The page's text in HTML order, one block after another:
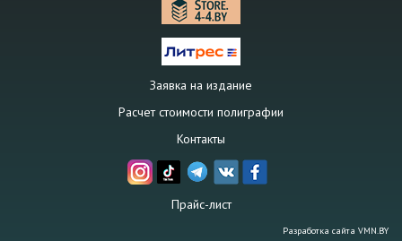
Заявка на издание
Расчет стоимости полиграфии
Контакты
Прайс-лист
Разработка сайта VMN.BY